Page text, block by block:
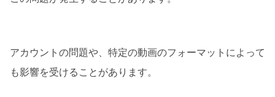
アカウントの問題や、特定の動画のフォーマットによって
も影響を受けることがあります。